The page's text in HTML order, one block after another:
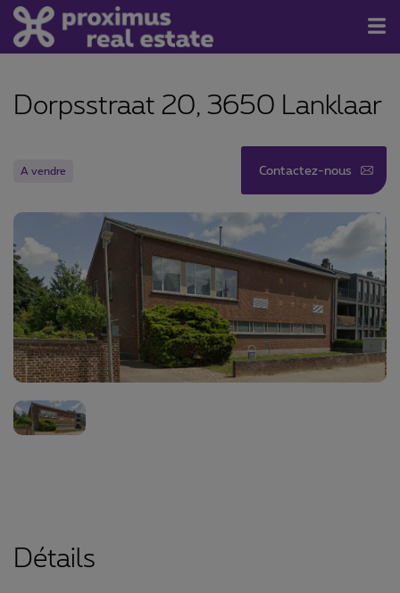
Rejoignez-nous
Dorpsstraat 20, 3650 Lanklaar
A vendre Contactez-nous
Détails